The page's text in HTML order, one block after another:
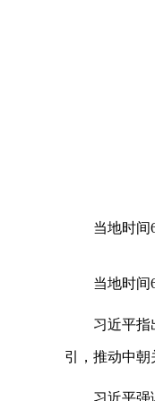
当地时间
当地时间
习近平指
引，推动中
习近平强